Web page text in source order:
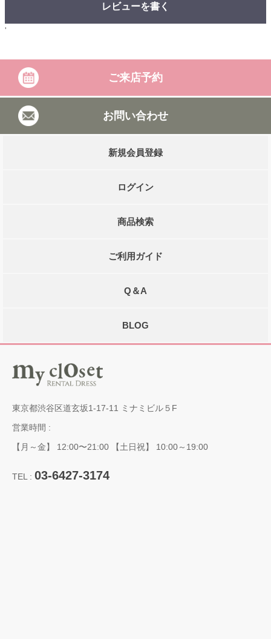
レビューを書く
'
ご来店予約
お問い合わせ
新規会員登録
ログイン
商品検索
ご利用ガイド
Q＆A
BLOG
東京都渋谷区道玄坂1-17-11 ミナミビル５F
営業時間 :
【月～金】 12:00〜21:00 【土日祝】 10:00～19:00
TEL : 03-6427-3174